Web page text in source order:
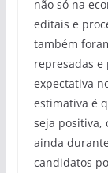
não só na
editais e
também
represadas e
expectativa
estimativa é
seja positiva,
ainda
candidatos